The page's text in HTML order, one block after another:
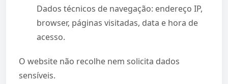
Dados técnicos de navegação: endereço IP,
browser, páginas visitadas, data e hora de
acesso.
O website não recolhe nem solicita dados
sensíveis.